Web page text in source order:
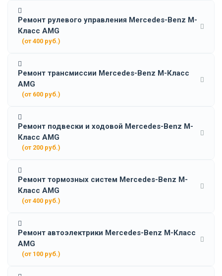
Ремонт рулевого управления Mercedes-Benz M-
Класс AMG
(от 400 руб.)
Ремонт трансмиссии Mercedes-Benz M-Класс
AMG
(от 600 руб.)
Ремонт подвески и ходовой Mercedes-Benz M-
Класс AMG
(от 200 руб.)
Ремонт тормозных систем Mercedes-Benz M-
Класс AMG
(от 400 руб.)
Ремонт автоэлектрики Mercedes-Benz M-Класс
AMG
(от 100 руб.)